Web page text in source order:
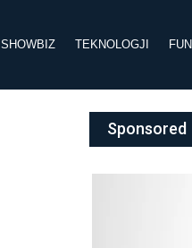
SHOWBIZ TEKNOLOGJI FUN
Sponsored